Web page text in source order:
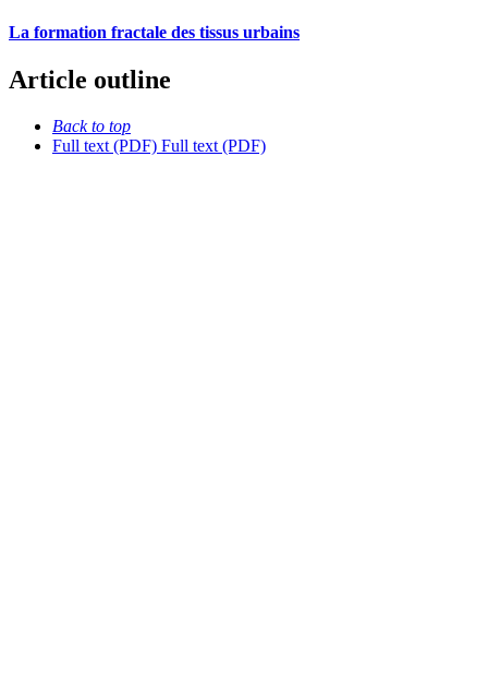
La formation fractale des tissus urbains
Article outline
Back to top
Full text (PDF) Full text (PDF)